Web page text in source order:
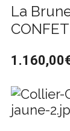
La
1.160,00